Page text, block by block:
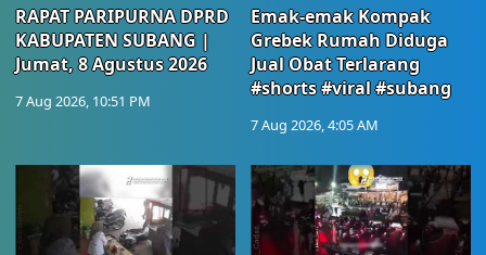
RAPAT PARIPURNA DPRD
KABUPATEN SUBANG |
Jumat, 8 Agustus 2026
7 Aug 2026, 10:51 PM
Emak-emak Kompak
Grebek Rumah Diduga
Jual Obat Terlarang
#shorts #viral #subang
7 Aug 2026, 4:05 AM